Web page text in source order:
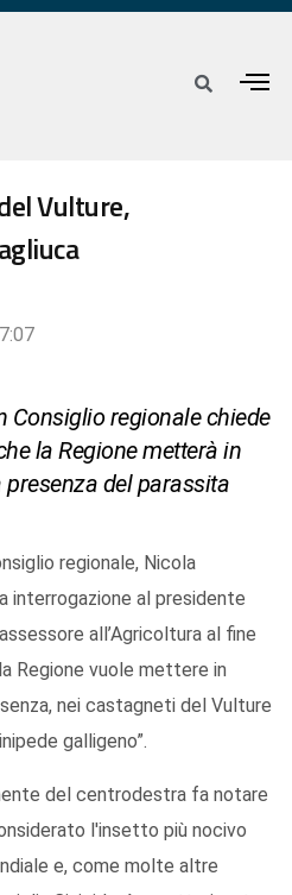
Vulture,
Consiglio regionale chiede
la Regione metterà in
del parassita
regionale, Nicola
interrogazione al presidente
all’Agricoltura al fine
Regione vuole mettere in
nei castagneti del Vulture
galligeno”.
del centrodestra fa notare
l'insetto più nocivo
e, come molte altre